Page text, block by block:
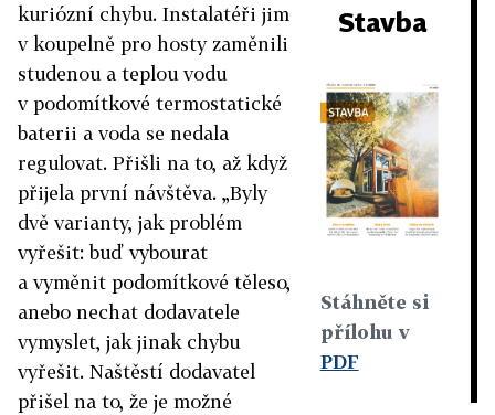
Stavba
Stáhněte si
přílohu v
PDF
kuriózní chybu. Instalatéři jim
v koupelně pro hosty zaměnili
studenou a teplou vodu
v podomítkové termostatické
baterii a voda se nedala
regulovat. Přišli na to, až když
přijela první návštěva. „Byly
dvě varianty, jak problém
vyřešit: buď vybourat
a vyměnit podomítkové těleso,
anebo nechat dodavatele
vymyslet, jak jinak chybu
vyřešit. Naštěstí dodavatel
přišel na to, že je možné